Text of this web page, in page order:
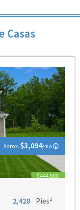
Casas
Aprox.$3,094/mo
$444,900
2,428
Pies²